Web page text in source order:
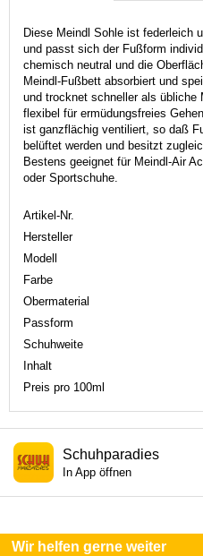
Diese Meindl Sohle ist federleich
und passt sich der Fußform
chemisch neutral und die
Meindl-Fußbett absorbiert und
und trocknet schneller als übliche
flexibel für ermüdungsfreies
ist ganzflächig ventiliert, so daß
belüftet werden und besitzt
Bestens geeignet für Meindl-Air
oder Sportschuhe.
Artikel-Nr.
Hersteller
Modell
Farbe
Obermaterial
Passform
Schuhweite
Inhalt
Preis pro 100ml
Schuhparadies
In App öffnen
Wir helfen gerne weiter